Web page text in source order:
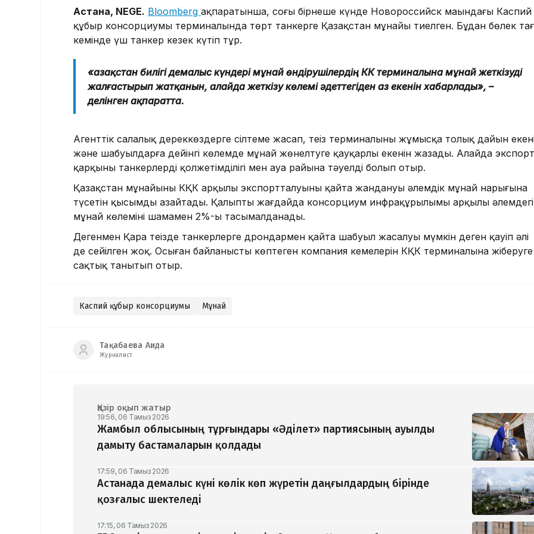
Астана, NEGE. Bloomberg ақпаратынша, соңғы бірнеше күнде Новороссийск маңындағы Каспий
құбыр консорциумы терминалында төрт танкерге Қазақстан мұнайы тиелген. Бұдан бөлек
кемінде үш танкер кезек күтіп тұр.
«Қазақстан билігі демалыс күндері мұнай өндірушілердің КҚК терминалына мұнай жеткізуді
жалғастырып жатқанын, алайда жеткізу көлемі әдеттегіден аз екенін хабарлады», –
делінген ақпаратта.
Агенттік салалық дереккөздерге сілтеме жасап, теңіз терминалының жұмысқа толық дайын
және шабуылдарға дейінгі көлемде мұнай жөнелтуге қауқарлы екенін жазады. Алайда экспорт
қарқыны танкерлердің қолжетімділігі мен ауа райына тәуелді болып отыр.
Қазақстан мұнайының КҚК арқылы экспортталуының қайта жандануы әлемдік мұнай нарығына
түсетін қысымды азайтады. Қалыпты жағдайда консорциум инфрақұрылымы арқылы әлемдегі
мұнай көлемінің шамамен 2%-ы тасымалданады.
Дегенмен Қара теңізде танкерлерге дрондармен қайта шабуыл жасалуы мүмкін деген қауіп әлі
де сейілген жоқ. Осыған байланысты көптеген компания кемелерін КҚК терминалына жіберуге
сақтық танытып отыр.
Каспий құбыр консорциумы Мұнай
Тақабаева Аида
Журналист
Қазір оқып жатыр
19:56, 06 Тамыз 2026
Жамбыл облысының тұрғындары «Әділет» партиясының ауылды
дамыту бастамаларын қолдады
17:59, 06 Тамыз 2026
Астанада демалыс күні көлік көп жүретін даңғылдардың бірінде
қозғалыс шектеледі
17:15, 06 Тамыз 2026